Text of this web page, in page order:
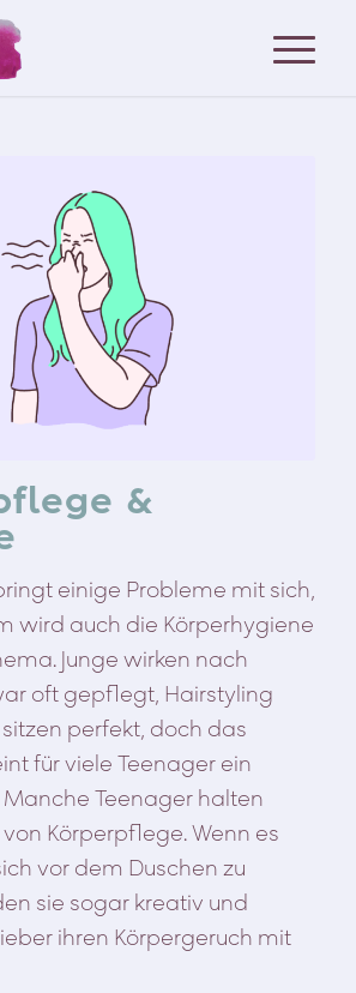
&
einige Probleme mit sich,
wird auch die Körperhygiene
Junge wirken nach
oft gepflegt, Hairstyling
perfekt, doch das
für viele Teenager ein
Manche Teenager halten
Körperpflege. Wenn es
vor dem Duschen zu
sie sogar kreativ und
ihren Körpergeruch mit